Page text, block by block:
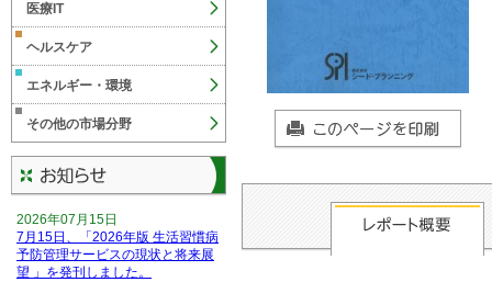
医療IT
ヘルスケア
エネルギー・環境
その他の市場分野
2026年07月15日
7月15日、「2026年版 生活習慣病
予防管理サービスの現状と将来展
望 」を発刊しました。